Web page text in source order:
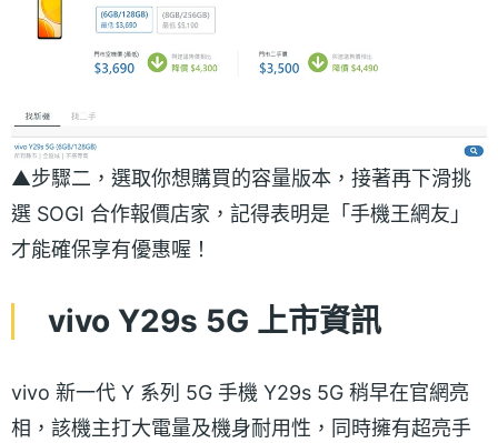
▲步驟二，選取你想購買的容量版本，接著再下滑挑
選 SOGI 合作報價店家，記得表明是「手機王網友」
才能確保享有優惠喔！
vivo Y29s 5G 上市資訊
vivo 新一代 Y 系列 5G 手機 Y29s 5G 稍早在官網亮
相，該機主打大電量及機身耐用性，同時擁有超亮手